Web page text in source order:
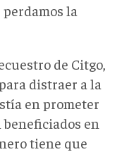
la
de Citgo,
distraer a la
en prometer
en
tiene que